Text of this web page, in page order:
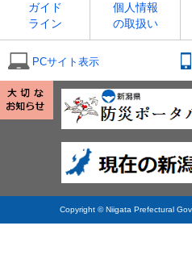
ガイド
ライン
個人情報
の取扱い
PCサイト表示
Copyright © Niigata Prefectural